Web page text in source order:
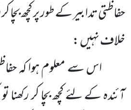
حفاظتی تدابیر کے طور پر کچھ بچا
خلاف نہیں :
اس سے معلوم ہوا کہ
آئندہ کے لئے کچھ بچا کر